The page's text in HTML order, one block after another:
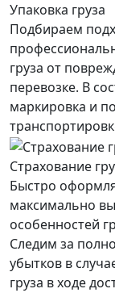
Упаковка груза
Подбираем
груза от
перевозке. В
маркировка и
Страхование
Быстро
максимально
особенностей
Следим за
убытков в
груза в ходе